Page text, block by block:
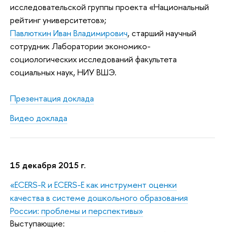
исследовательской группы проекта «Национальный
рейтинг университетов»;
Павлюткин Иван Владимирович, старший научный
сотрудникЛаборатории экономико-
социологических исследований факультета
социальных наук, НИУ ВШЭ.
Презентация доклада
Видео доклада
15 декабря 2015 г.
«ECERS-R и ECERS-E как инструмент оценки
качества в системе дошкольного образования
России: проблемы и перспективы»
Выступающие: